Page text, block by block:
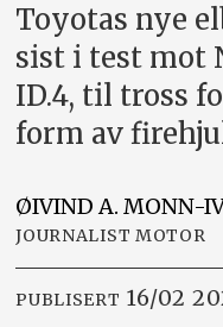
Toyotas nye
sist i test mot
ID.4, til tross
form av
ØIVIND A. MONN-
JOURNALIST MOTOR
PUBLISERT 16/02